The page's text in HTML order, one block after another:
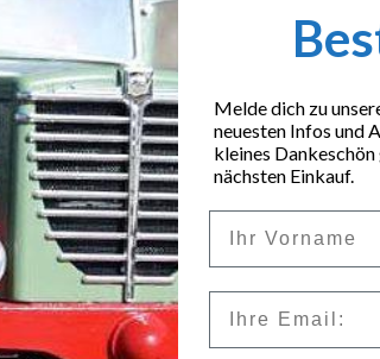
Melde dich zu
neuesten Infos und
kleines
nächsten Einkauf.